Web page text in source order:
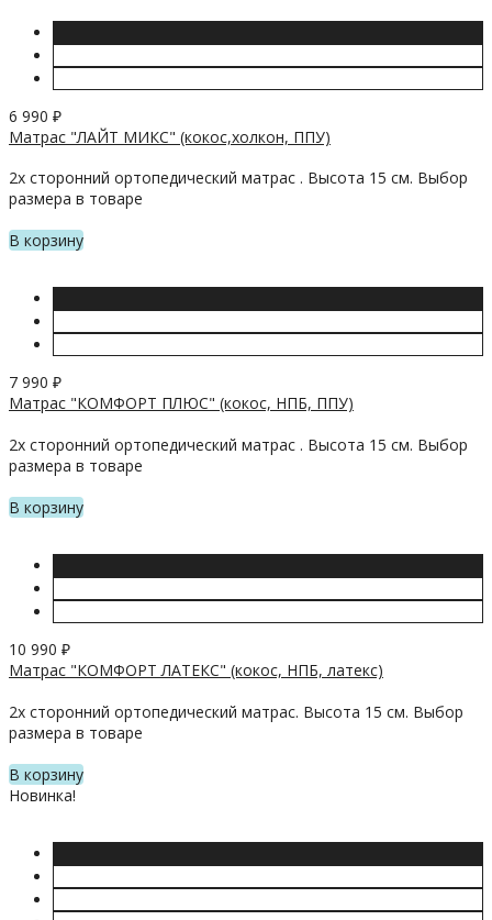
6 990 ₽
Матрас "ЛАЙТ МИКС" (кокос,холкон, ППУ)
2х сторонний ортопедический матрас . Высота 15 см. Выбор
размера в товаре
В корзину
7 990 ₽
Матрас "КОМФОРТ ПЛЮС" (кокос, НПБ, ППУ)
2х сторонний ортопедический матрас . Высота 15 см. Выбор
размера в товаре
В корзину
10 990 ₽
Матрас "КОМФОРТ ЛАТЕКС" (кокос, НПБ, латекс)
2х сторонний ортопедический матрас. Высота 15 см. Выбор
размера в товаре
В корзину
Новинка!